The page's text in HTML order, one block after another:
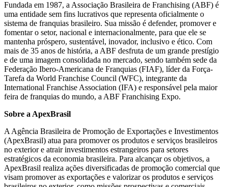
Fundada em 1987, a Associação Brasileira de Franchising (ABF) é
uma entidade sem fins lucrativos que representa oficialmente o
sistema de franquias brasileiro. Sua missão é defender, promover e
fomentar o setor, nacional e internacionalmente, para que ele se
mantenha próspero, sustentável, inovador, inclusivo e ético. Com
mais de 35 anos de história, a ABF desfruta de um grande prestígio
e de uma imagem consolidada no mercado, sendo também sede da
Federação Ibero-Americana de Franquias (FIAF), líder da Força-
Tarefa da World Franchise Council (WFC), integrante da
International Franchise Association (IFA) e responsável pela maior
feira de franquias do mundo, a ABF Franchising Expo.
Sobre a ApexBrasil
A Agência Brasileira de Promoção de Exportações e Investimentos
(ApexBrasil) atua para promover os produtos e serviços brasileiros
no exterior e atrair investimentos estrangeiros para setores
estratégicos da economia brasileira. Para alcançar os objetivos, a
ApexBrasil realiza ações diversificadas de promoção comercial que
visam promover as exportações e valorizar os produtos e serviços